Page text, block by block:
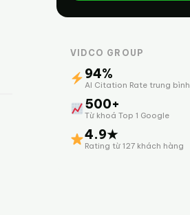
VIDCO GROUP
94%
AI Citation Rate trung bình
500+
Từ khoá Top 1 Google
4.9★
Rating từ 127 khách hàng